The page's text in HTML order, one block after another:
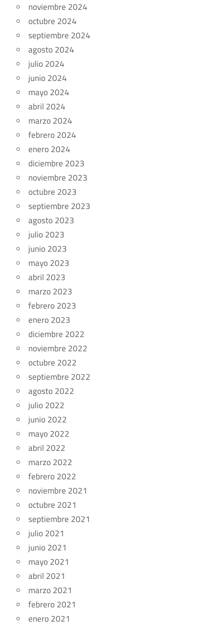
noviembre 2024
octubre 2024
septiembre 2024
agosto 2024
julio 2024
junio 2024
mayo 2024
abril 2024
marzo 2024
febrero 2024
enero 2024
diciembre 2023
noviembre 2023
octubre 2023
septiembre 2023
agosto 2023
julio 2023
junio 2023
mayo 2023
abril 2023
marzo 2023
febrero 2023
enero 2023
diciembre 2022
noviembre 2022
octubre 2022
septiembre 2022
agosto 2022
julio 2022
junio 2022
mayo 2022
abril 2022
marzo 2022
febrero 2022
noviembre 2021
octubre 2021
septiembre 2021
julio 2021
junio 2021
mayo 2021
abril 2021
marzo 2021
febrero 2021
enero 2021